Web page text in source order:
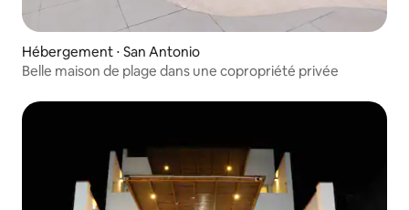
Hébergement ⋅ San Antonio
Belle maison de plage dans une copropriété privée